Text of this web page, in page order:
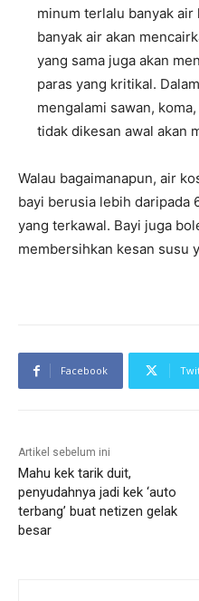
minum terlalu banyak
banyak air akan
yang sama juga akan
paras yang kritikal.
mengalami sawan,
tidak dikesan awal akan
Walau bagaimanapun, air
bayi berusia lebih daripada
yang terkawal. Bayi juga
membersihkan kesan susu
Facebook
Artikel sebelum ini
Mahu kek tarik duit,
penyudahnya jadi kek ‘auto
terbang’ buat netizen gelak
besar